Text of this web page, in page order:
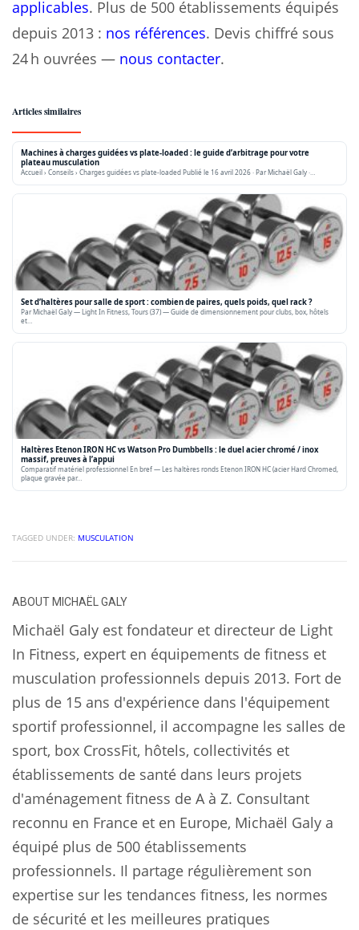
applicables. Plus de 500 établissements équipés
depuis 2013 : nos références. Devis chiffré sous
24 h ouvrées — nous contacter.
Articles similaires
Machines à charges guidées vs plate-loaded : le guide d’arbitrage pour votre
plateau musculation
Accueil › Conseils › Charges guidées vs plate-loaded Publié le 16 avril 2026 · Par Michaël Galy ·…
Set d’haltères pour salle de sport : combien de paires, quels poids, quel rack ?
Par Michaël Galy — Light In Fitness, Tours (37) — Guide de dimensionnement pour clubs, box, hôtels
et…
Haltères Etenon IRON HC vs Watson Pro Dumbbells : le duel acier chromé / inox
massif, preuves à l’appui
Comparatif matériel professionnel En bref — Les haltères ronds Etenon IRON HC (acier Hard Chromed,
plaque gravée par…
TAGGED UNDER: MUSCULATION
ABOUT MICHAËL GALY
Michaël Galy est fondateur et directeur de Light
In Fitness, expert en équipements de fitness et
musculation professionnels depuis 2013. Fort de
plus de 15 ans d'expérience dans l'équipement
sportif professionnel, il accompagne les salles de
sport, box CrossFit, hôtels, collectivités et
établissements de santé dans leurs projets
d'aménagement fitness de A à Z. Consultant
reconnu en France et en Europe, Michaël Galy a
équipé plus de 500 établissements
professionnels. Il partage régulièrement son
expertise sur les tendances fitness, les normes
de sécurité et les meilleures pratiques